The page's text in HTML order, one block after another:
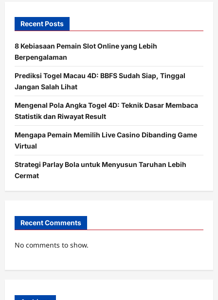
Recent Posts
8 Kebiasaan Pemain Slot Online yang Lebih
Berpengalaman
Prediksi Togel Macau 4D: BBFS Sudah Siap, Tinggal
Jangan Salah Lihat
Mengenal Pola Angka Togel 4D: Teknik Dasar Membaca
Statistik dan Riwayat Result
Mengapa Pemain Memilih Live Casino Dibanding Game
Virtual
Strategi Parlay Bola untuk Menyusun Taruhan Lebih
Cermat
Recent Comments
No comments to show.